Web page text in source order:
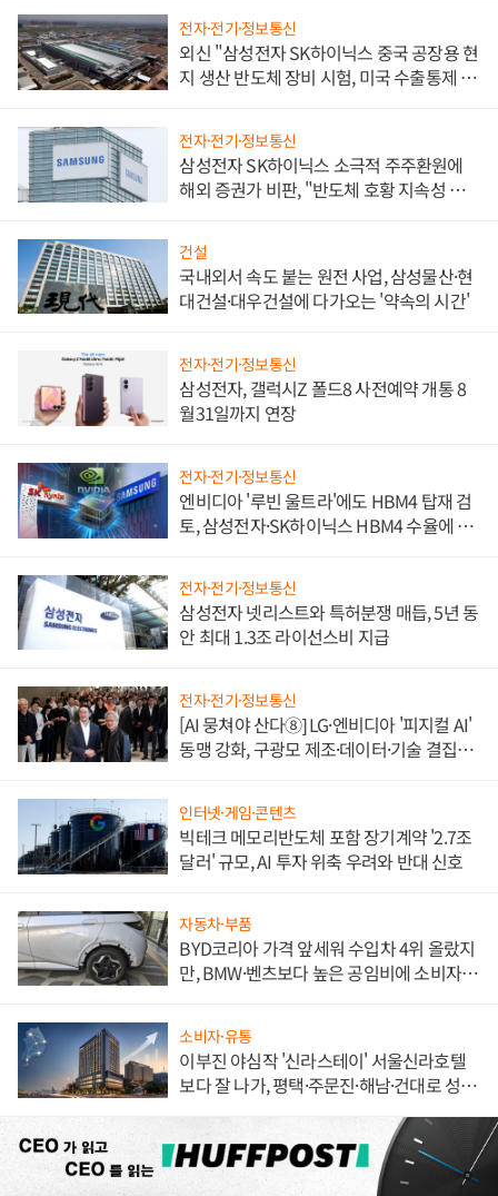
전자·전기·정보통신
외신 "삼성전자 SK하이닉스 중국 공장용 현
지 생산 반도체 장비 시험, 미국 수출통제 대
전자·전기·정보통신
삼성전자 SK하이닉스 소극적 주주환원에
해외 증권가 비판, "반도체 호황 지속성 의
건설
국내외서 속도 붙는 원전 사업, 삼성물산·현
대건설·대우건설에 다가오는 '약속의 시간'
전자·전기·정보통신
삼성전자, 갤럭시Z 폴드8 사전예약 개통 8
월31일까지 연장
전자·전기·정보통신
엔비디아 '루빈 울트라'에도 HBM4 탑재 검
토, 삼성전자·SK하이닉스 HBM4 수율에 주
전자·전기·정보통신
삼성전자 넷리스트와 특허분쟁 매듭, 5년 동
안 최대 1.3조 라이선스비 지급
전자·전기·정보통신
[AI 뭉쳐야 산다⑧] LG·엔비디아 '피지컬 AI'
동맹 강화, 구광모 제조·데이터·기술 결집
인터넷·게임·콘텐츠
빅테크 메모리반도체 포함 장기계약 '2.7조
달러' 규모, AI 투자 위축 우려와 반대 신호
자동차·부품
BYD코리아 가격 앞세워 수입차 4위 올랐지
만, BMW·벤츠보다 높은 공임비에 소비자
소비자·유통
이부진 야심작 '신라스테이' 서울신라호텔
보다 잘 나가, 평택·주문진·해남·건대로 성